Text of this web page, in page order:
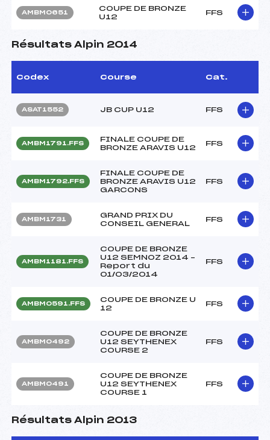
AMBM0651
COUPE DE BRONZE
U12
FFS
Résultats Alpin 2014
Codex Course Cat.
ASAT1552 JB CUP U12 FFS
AMBM1791.FFS
FINALE COUPE DE
BRONZE ARAVIS U12
FFS
AMBM1792.FFS
FINALE COUPE DE
BRONZE ARAVIS U12
GARCONS
FFS
AMBM1731
GRAND PRIX DU
CONSEIL GENERAL
FFS
AMBM1181.FFS
COUPE DE BRONZE
U12 SEMNOZ 2014 –
Report du
01/03/2014
FFS
AMBM0591.FFS
COUPE DE BRONZE U
12
FFS
AMBM0492
COUPE DE BRONZE
U12 SEYTHENEX
COURSE 2
FFS
AMBM0491
COUPE DE BRONZE
U12 SEYTHENEX
COURSE 1
FFS
Résultats Alpin 2013